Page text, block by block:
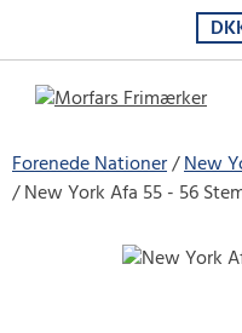
Forenede Nationer New
New York Afa 55 - 56